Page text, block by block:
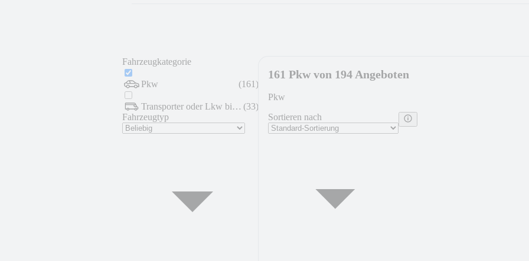
Fahrzeugkategorie
Pkw (161)
Transporter oder Lkw bis 7,5 t (33)
Fahrzeugtyp
161 Pkw von 194 Angeboten
Pkw
Sortieren nach